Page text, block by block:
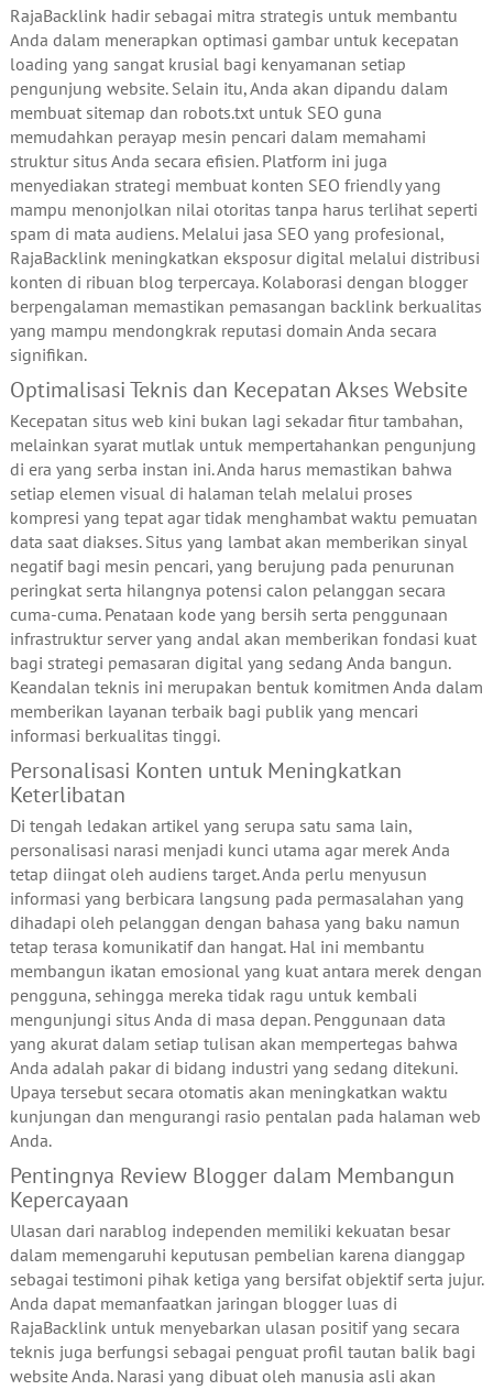
RajaBacklink hadir sebagai mitra strategis untuk membantu
Anda dalam menerapkan optimasi gambar untuk kecepatan
loading yang sangat krusial bagi kenyamanan setiap
pengunjung website. Selain itu, Anda akan dipandu dalam
membuat sitemap dan robots.txt untuk SEO guna
memudahkan perayap mesin pencari dalam memahami
struktur situs Anda secara efisien. Platform ini juga
menyediakan strategi membuat konten SEO friendly yang
mampu menonjolkan nilai otoritas tanpa harus terlihat seperti
spam di mata audiens. Melalui jasa SEO yang profesional,
RajaBacklink meningkatkan eksposur digital melalui distribusi
konten di ribuan blog terpercaya. Kolaborasi dengan blogger
berpengalaman memastikan pemasangan backlink berkualitas
yang mampu mendongkrak reputasi domain Anda secara
signifikan.
Optimalisasi Teknis dan Kecepatan Akses Website
Kecepatan situs web kini bukan lagi sekadar fitur tambahan,
melainkan syarat mutlak untuk mempertahankan pengunjung
di era yang serba instan ini. Anda harus memastikan bahwa
setiap elemen visual di halaman telah melalui proses
kompresi yang tepat agar tidak menghambat waktu pemuatan
data saat diakses. Situs yang lambat akan memberikan sinyal
negatif bagi mesin pencari, yang berujung pada penurunan
peringkat serta hilangnya potensi calon pelanggan secara
cuma-cuma. Penataan kode yang bersih serta penggunaan
infrastruktur server yang andal akan memberikan fondasi kuat
bagi strategi pemasaran digital yang sedang Anda bangun.
Keandalan teknis ini merupakan bentuk komitmen Anda dalam
memberikan layanan terbaik bagi publik yang mencari
informasi berkualitas tinggi.
Personalisasi Konten untuk Meningkatkan
Keterlibatan
Di tengah ledakan artikel yang serupa satu sama lain,
personalisasi narasi menjadi kunci utama agar merek Anda
tetap diingat oleh audiens target. Anda perlu menyusun
informasi yang berbicara langsung pada permasalahan yang
dihadapi oleh pelanggan dengan bahasa yang baku namun
tetap terasa komunikatif dan hangat. Hal ini membantu
membangun ikatan emosional yang kuat antara merek dengan
pengguna, sehingga mereka tidak ragu untuk kembali
mengunjungi situs Anda di masa depan. Penggunaan data
yang akurat dalam setiap tulisan akan mempertegas bahwa
Anda adalah pakar di bidang industri yang sedang ditekuni.
Upaya tersebut secara otomatis akan meningkatkan waktu
kunjungan dan mengurangi rasio pentalan pada halaman web
Anda.
Pentingnya Review Blogger dalam Membangun
Kepercayaan
Ulasan dari narablog independen memiliki kekuatan besar
dalam memengaruhi keputusan pembelian karena dianggap
sebagai testimoni pihak ketiga yang bersifat objektif serta jujur.
Anda dapat memanfaatkan jaringan blogger luas di
RajaBacklink untuk menyebarkan ulasan positif yang secara
teknis juga berfungsi sebagai penguat profil tautan balik bagi
website Anda. Narasi yang dibuat oleh manusia asli akan